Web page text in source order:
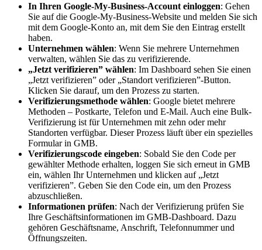
In Ihren Google-My-Business-Account einloggen: Gehen
Sie auf die Google-My-Business-Website und melden Sie sich
mit dem Google-Konto an, mit dem Sie den Eintrag erstellt
haben.
Unternehmen wählen: Wenn Sie mehrere Unternehmen
verwalten, wählen Sie das zu verifizierende.
„Jetzt verifizieren” wählen: Im Dashboard sehen Sie einen
„Jetzt verifizieren” oder „Standort verifizieren”-Button.
Klicken Sie darauf, um den Prozess zu starten.
Verifizierungsmethode wählen: Google bietet mehrere
Methoden – Postkarte, Telefon und E-Mail. Auch eine Bulk-
Verifizierung ist für Unternehmen mit zehn oder mehr
Standorten verfügbar. Dieser Prozess läuft über ein spezielles
Formular in GMB.
Verifizierungscode eingeben: Sobald Sie den Code per
gewählter Methode erhalten, loggen Sie sich erneut in GMB
ein, wählen Ihr Unternehmen und klicken auf „Jetzt
verifizieren”. Geben Sie den Code ein, um den Prozess
abzuschließen.
Informationen prüfen: Nach der Verifizierung prüfen Sie
Ihre Geschäftsinformationen im GMB-Dashboard. Dazu
gehören Geschäftsname, Anschrift, Telefonnummer und
Öffnungszeiten.